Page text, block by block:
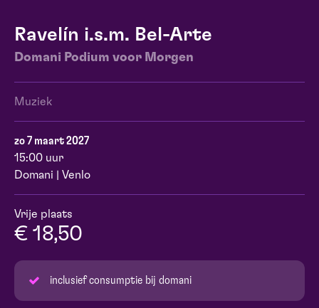
Ravelín i.s.m. Bel-Arte
Domani Podium voor Morgen
Muziek
zo 7 maart 2027
15:00 uur
Domani | Venlo
Vrije plaats
€ 18,50
inclusief consumptie bij domani